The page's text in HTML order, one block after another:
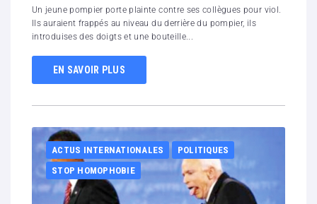
Un jeune pompier porte plainte contre ses collègues pour viol.
Ils auraient frappés au niveau du derrière du pompier, ils
introduises des doigts et une bouteille...
EN SAVOIR PLUS
ACTUS INTERNATIONALES
POLITIQUES
STOP HOMOPHOBIE